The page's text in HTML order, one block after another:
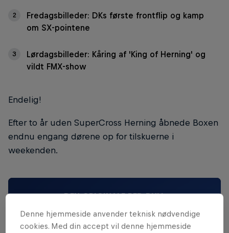
2
Fredagsbilleder: DKs første frontflip og kamp
om SX-pointene
3
Lørdagsbilleder: Kåring af 'King of Herning' og
vildt FMX-show
Endelig!
Efter to år uden SuperCross Herning åbnede Boxen
endnu engang dørene op for tilskuerne i
weekenden.
DEN ORIGINALE RED BULL
Red Bull Energy Drink
Denne hjemmeside anvender teknisk nødvendige
cookies. Med din accept vil denne hjemmeside